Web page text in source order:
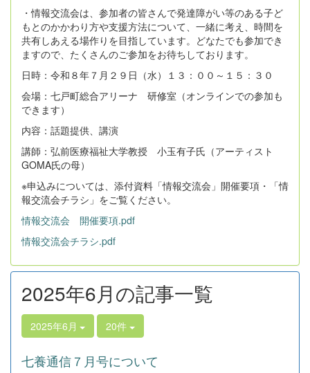
・情報交流会は、参加者の皆さんで発達障がい等のある子ど
もとのかかわり方や支援方法について、一緒に考え、時間を
共有しあえる場作りを目指しています。どなたでも参加でき
ますので、たくさんのご参加をお待ちしております。
日時：令和８年７月２９日（水）１３：００～１５：３０
会場：七戸町総合アリーナ 研修室（オンラインでの参加も
できます）
内容：話題提供、講演
講師：弘前医療福祉大学教授 小玉有子氏（アーティスト
GOMA氏の母）
※申込みについては、添付資料「情報交流会」開催要項・「情
報交流会チラシ」をご覧ください。
情報交流会 開催要項.pdf
情報交流会チラシ.pdf
2025年6月の記事一覧
2025年6月 20件
七養通信７月号について